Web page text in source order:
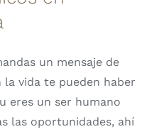
un mensaje de
la vida te pueden haber
eres un ser humano
las oportunidades, ahí